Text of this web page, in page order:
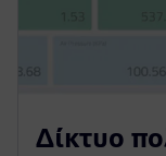
Δίκτυο